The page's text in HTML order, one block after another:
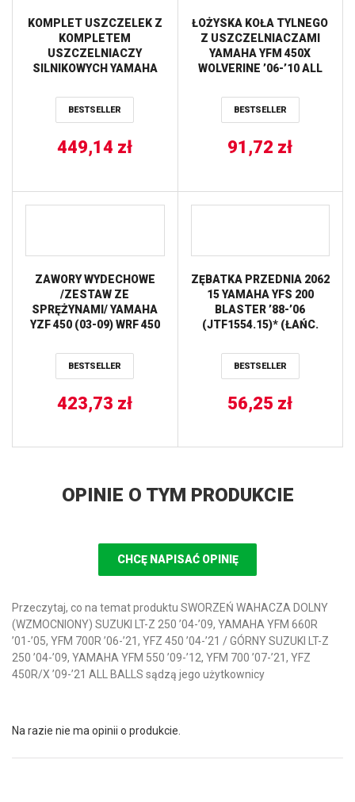
KOMPLET USZCZELEK Z
KOMPLETEM
USZCZELNIACZY
SILNIKOWYCH YAMAHA
10 PROX
BESTSELLER
449,14 zł
ŁOŻYSKA KOŁA TYLNEGO
Z USZCZELNIACZAMI
YAMAHA YFM 450X
WOLVERINE ’06-’10 ALL
BESTSELLER
91,72 zł
ZAWORY WYDECHOWE
/ZESTAW ZE
SPRĘŻYNAMI/ YAMAHA
YZF 450 (03-09) WRF 450
PROX
BESTSELLER
423,73 zł
ZĘBATKA PRZEDNIA 2062
15 YAMAHA YFS 200
BLASTER ’88-’06
(JTF1554.15)* (ŁAŃC.
BESTSELLER
56,25 zł
OPINIE O TYM PRODUKCIE
CHCĘ NAPISAĆ OPINIĘ
Przeczytaj, co na temat produktu SWORZEŃ WAHACZA DOLNY
(WZMOCNIONY) SUZUKI LT-Z 250 ’04-’09, YAMAHA YFM 660R
’01-’05, YFM 700R ’06-’21, YFZ 450 ’04-’21 / GÓRNY SUZUKI LT-Z
250 ’04-’09, YAMAHA YFM 550 ’09-’12, YFM 700 ’07-’21, YFZ
450R/X ’09-’21 ALL BALLS sądzą jego użytkownicy
Na razie nie ma opinii o produkcie.